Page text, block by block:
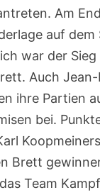
Am
auf dem
war der Sieg
Auch Jean-
ihre Partien
bei.
Brett
Team